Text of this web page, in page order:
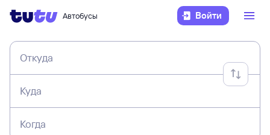
Автобусы Войти
Откуда
Куда
Когда